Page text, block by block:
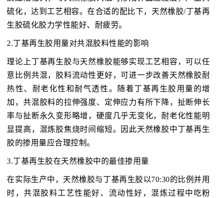
硫化，达到工艺相容。在合适的配比下，天然橡胶/丁基再
生胶硫化胶力学性能好、耐疲劳。
2.丁基再生胶用量对共混胶料性能的影响
理论上丁基再生胶与天然橡胶能够实现工艺相容，可以任
意比例共混，胶料流动性更好，可进一步改善天然橡胶耐
热性、耐老化性和耐气透性。随着丁基再生胶用量的增
加，共混胶料的拉伸强度、定伸应力有所下降，扯断伸长
率与扯断永久变形略增，硬度几乎无变化，耐老化性能明
显提高，混炼胶焦烧时间缩短。因此天然橡胶中丁基再生
胶的掺用量应合理控制。
3.丁基再生胶在天然橡胶中的最佳掺用量
在实际生产中，天然橡胶与丁基再生胶以70:30的比例并用
时，共混胶料工艺性能好、流动性好，混炼过程中吃粉